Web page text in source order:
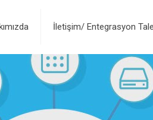
İletişim/ Entegrasyon